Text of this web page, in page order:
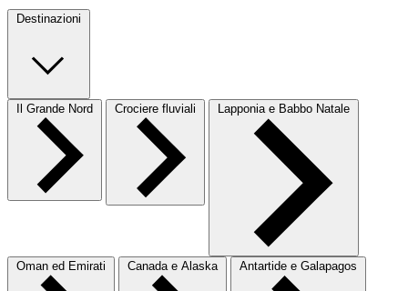
Destinazioni
Il Grande Nord Crociere fluviali Lapponia e Babbo Natale
Oman ed Emirati Canada e Alaska Antartide e Galapagos